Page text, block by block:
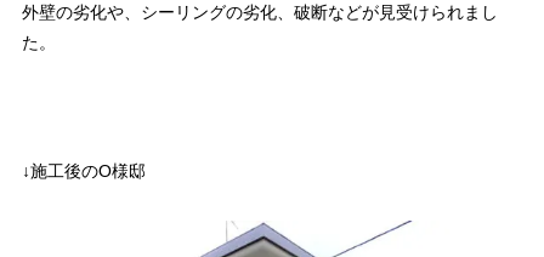
外壁の劣化や、シーリングの劣化、破断などが見受けられまし
た。
↓施工後のO様邸